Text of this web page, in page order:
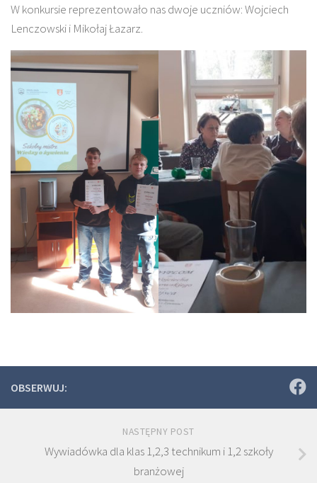
W konkursie reprezentowało nas dwoje uczniów: Wojciech
Lenczowski i Mikołaj Łazarz.
OBSERWUJ:
NASTĘPNY POST
Wywiadówka dla klas 1,2,3 technikum i 1,2 szkoły
branżowej